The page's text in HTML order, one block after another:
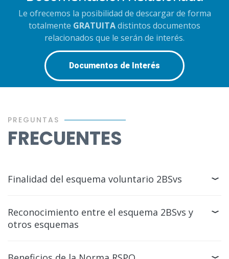
Le ofrecemos la posibilidad de descargar de forma
totalmente GRATUITAdistintos documentos
relacionados que le serán de interés.
Documentos de Interés
PREGUNTAS
FRECUENTES
Finalidad del esquema voluntario 2BSvs
Reconocimiento entre el esquema 2BSvs y
otros esquemas